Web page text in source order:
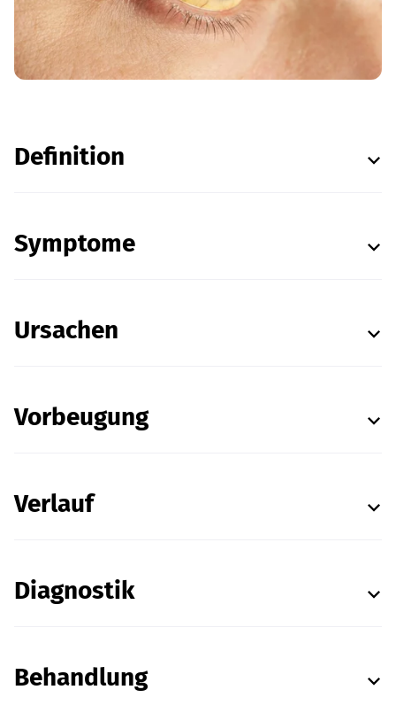
Definition
Symptome
Ursachen
Vorbeugung
Verlauf
Diagnostik
Behandlung